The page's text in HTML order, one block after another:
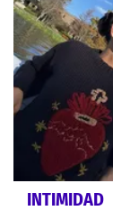
INTIMIDAD